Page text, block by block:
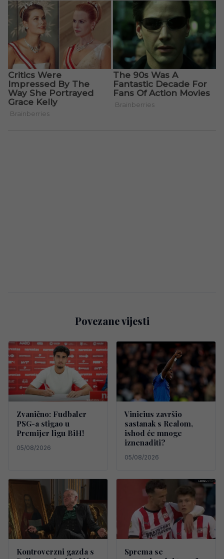
Povezane vijesti
Zvanično: Fudbaler
PSG-a stigao u
Premijer ligu BiH!
05/08/2026
Vinicius završio
sastanak s Realom,
ishod će mnoge
iznenaditi?
05/08/2026
Kontroverzni gazda s
Sprema se